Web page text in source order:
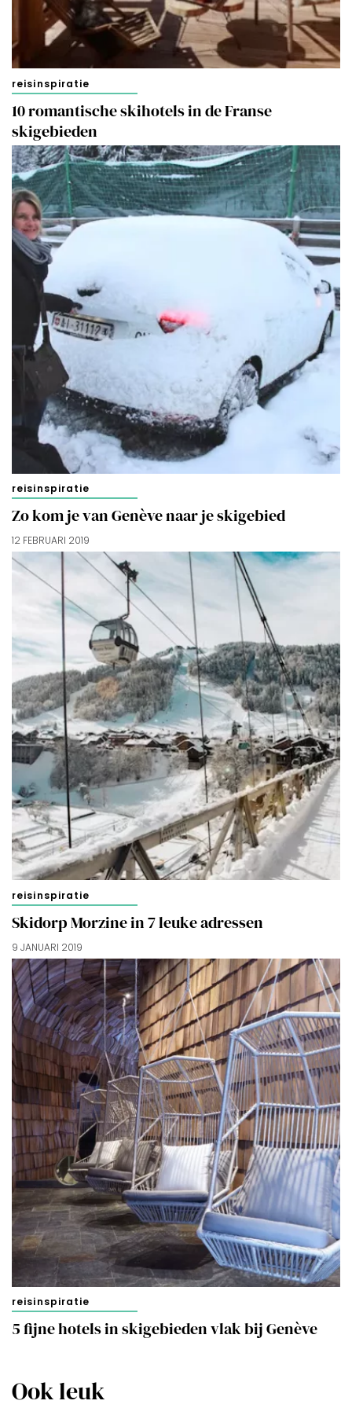
cookies zoals omschreven in onzeCookieverklaring.
Merci!
reisinspiratie
10 romantische skihotels in de Franse
skigebieden
reisinspiratie
Zo kom je van Genève naar je skigebied
12 FEBRUARI 2019
reisinspiratie
Skidorp Morzine in 7 leuke adressen
9 JANUARI 2019
reisinspiratie
5 fijne hotels in skigebieden vlak bij Genève
Ook leuk